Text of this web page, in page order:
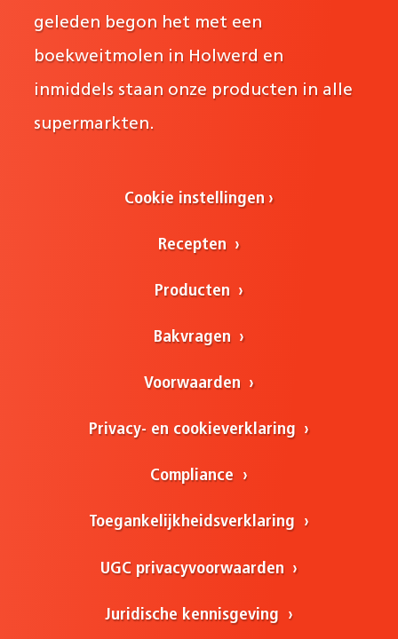
geleden begon het met een
boekweitmolen in Holwerd en
inmiddels staan onze producten in alle
supermarkten.
Cookie instellingen
Recepten
Producten
Bakvragen
Voorwaarden
Privacy- en cookieverklaring
Compliance
Toegankelijkheidsverklaring
UGC privacyvoorwaarden
Juridische kennisgeving